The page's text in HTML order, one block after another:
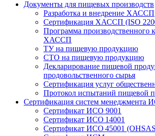
Документы для пищевых производств
Разработка и внедрение ХАССП
Сертификация ХАССП (ISO
Программа производственного
ХАССП
ТУ на пищевую продукцию
СТО на пищевую продукцию
Декларирование пищевой
продовольственного сырья
Сертификация услуг
Протокол испытаний пищевой
Сертификация систем менеджмента
Сертификат ИСО 9001
Сертификат ИСО 14001
Сертификат ИСО 45001